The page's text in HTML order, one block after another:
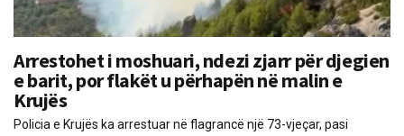
Arrestohet i moshuari, ndezi zjarr për djegien
e barit, por flakët u përhapën në malin e
Krujës
Policia e Krujës ka arrestuar në flagrancë një 73-vjeçar, pasi